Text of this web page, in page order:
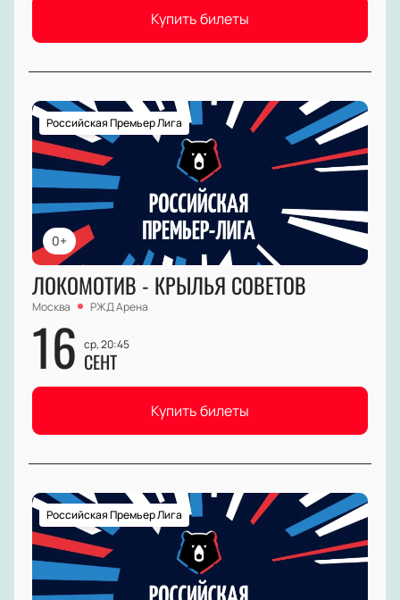
Купить билеты
0+
Российская Премьер Лига
ЛОКОМОТИВ - КРЫЛЬЯ СОВЕТОВ
Москва РЖД Арена
16 ср, 20:45
СЕНТ
Купить билеты
Российская Премьер Лига